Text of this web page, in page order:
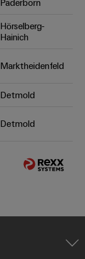
Paderborn
Hörselberg-
Hainich
Marktheidenfeld
Detmold
Detmold